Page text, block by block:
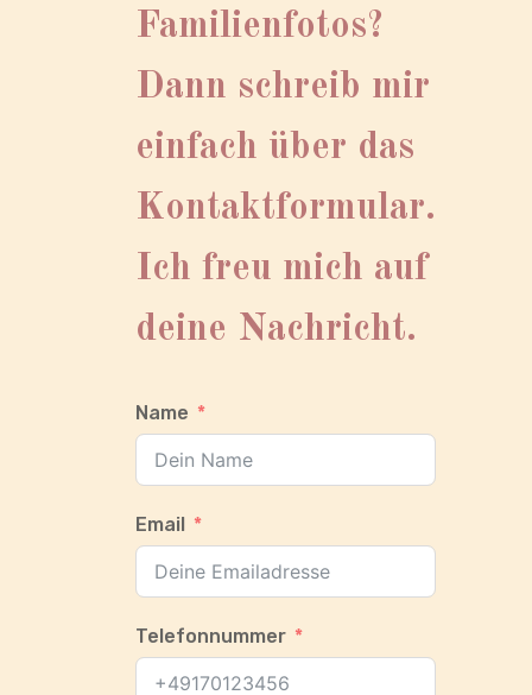
Familienfotos?
Dann schreib mir
einfach über das
Kontaktformular.
Ich freu mich auf
deine Nachricht.
Name
Email
Telefonnummer